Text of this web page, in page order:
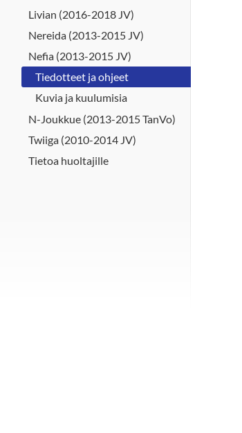
Livian (2016-2018 JV)
Nereida (2013-2015 JV)
Nefia (2013-2015 JV)
Tiedotteet ja ohjeet
Kuvia ja kuulumisia
N-Joukkue (2013-2015 TanVo)
Twiiga (2010-2014 JV)
Tietoa huoltajille